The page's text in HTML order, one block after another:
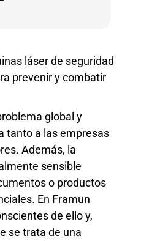
láser de seguridad
prevenir y combatir
global y
tanto a las empresas
Además, la
sensible
o productos
En Framun
de ello y,
se trata de una